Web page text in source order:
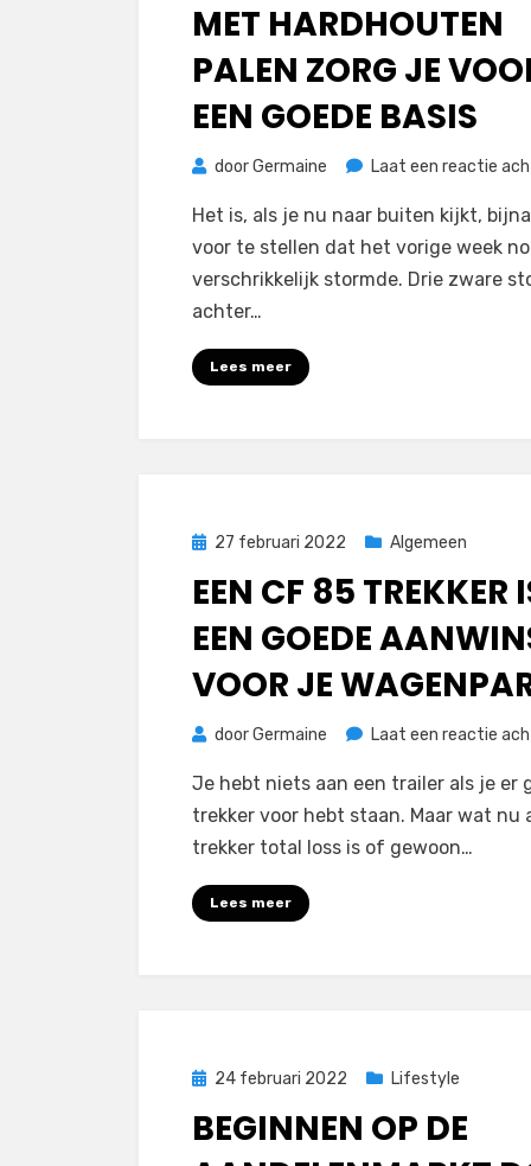
MET HARDHOUTEN
PALEN ZORG JE
EEN GOEDE BASIS
doorGermaine Laat een reactie
Het is, als je nu naar buiten kijkt,
voor te stellen dat het vorige week
verschrikkelijk stormde. Drie zware
achter…
Lees meer
Geplaatst
27 februari 2022 Algemeen
EEN CF 85 TREKKER
EEN GOEDE
VOOR JE
doorGermaine Laat een reactie
Je hebt niets aan een trailer als je er
trekker voor hebt staan. Maar wat nu
trekker total loss is of gewoon…
Lees meer
Geplaatst
24 februari 2022 Lifestyle
BEGINNEN OP DE